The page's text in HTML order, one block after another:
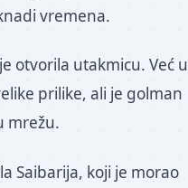
vremena.
otvorila utakmicu. Već u
prilike, ali je golman
mrežu.
Saibarija, koji je morao